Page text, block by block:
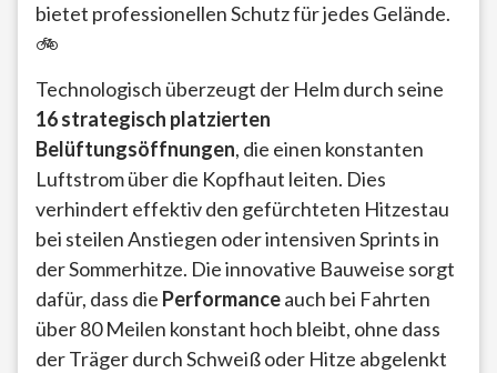
bietet professionellen Schutz für jedes Gelände.
🚲
Technologisch überzeugt der Helm durch seine
16 strategisch platzierten
Belüftungsöffnungen, die einen konstanten
Luftstrom über die Kopfhaut leiten. Dies
verhindert effektiv den gefürchteten Hitzestau
bei steilen Anstiegen oder intensiven Sprints in
der Sommerhitze. Die innovative Bauweise sorgt
dafür, dass die Performanceauch bei Fahrten
über 80 Meilen konstant hoch bleibt, ohne dass
der Träger durch Schweiß oder Hitze abgelenkt